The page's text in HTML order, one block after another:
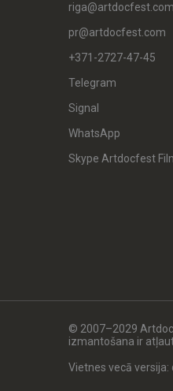
riga@artdocfest.com
pr@artdocfest.com
+371-2727-47-45
Telegram
Signal
WhatsApp
Skype Artdocfest
© 2007–2029
izmantošana ir
Vietnes vecā